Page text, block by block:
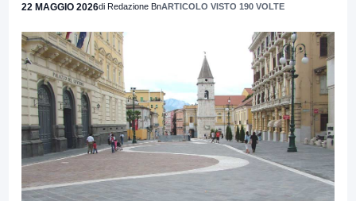
22 MAGGIO 2026di Redazione BnARTICOLO VISTO 190 VOLTE